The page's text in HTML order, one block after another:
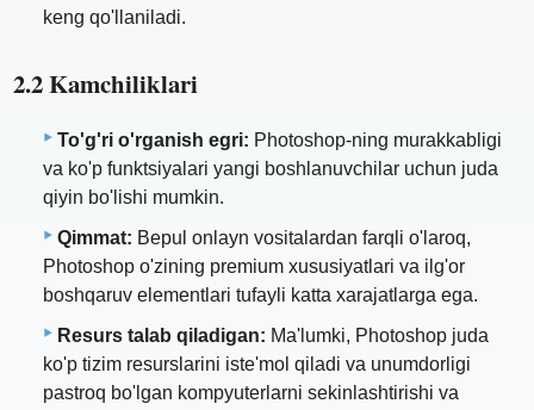
keng qo'llaniladi.
2.2 Kamchiliklari
To'g'ri o'rganish egri: Photoshop-ning murakkabligi
va ko'p funktsiyalari yangi boshlanuvchilar uchun juda
qiyin bo'lishi mumkin.
Qimmat: Bepul onlayn vositalardan farqli o'laroq,
Photoshop o'zining premium xususiyatlari va ilg'or
boshqaruv elementlari tufayli katta xarajatlarga ega.
Resurs talab qiladigan: Ma'lumki, Photoshop juda
ko'p tizim resurslarini iste'mol qiladi va unumdorligi
pastroq bo'lgan kompyuterlarni sekinlashtirishi va